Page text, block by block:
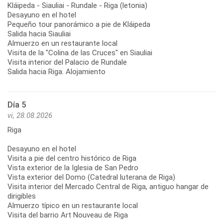
Kláipeda - Siauliai - Rundale - Riga (letonia)
Desayuno en el hotel
Pequeño tour panorámico a pie de Kláipeda
Salida hacia Siauliai
Almuerzo en un restaurante local
Visita de la "Colina de las Cruces" en Siauliai
Visita interior del Palacio de Rundale
Día 5
vi, 28.08.2026
Riga
Desayuno en el hotel
Visita a pie del centro histórico de Riga
Vista exterior de la Iglesia de San Pedro
Vista exterior del Domo (Catedral luterana de Riga)
Visita interior del Mercado Central de Riga, antiguo hangar de
dirigibles
Almuerzo típico en un restaurante local
Visita del barrio Art Nouveau de Riga